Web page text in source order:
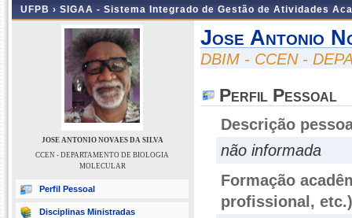
UFPB › SIGAA - Sistema Integrado de Gestão de Atividades
JOSE ANTONIO NOVAES DA SILVA
CCEN - DEPARTAMENTO DE BIOLOGIA
MOLECULAR
Perfil Pessoal
Disciplinas Ministradas
Jose Antonio
DBIM - CCEN -
Perfil Pessoal
Descrição
não informada
Formação
profissional, etc.)